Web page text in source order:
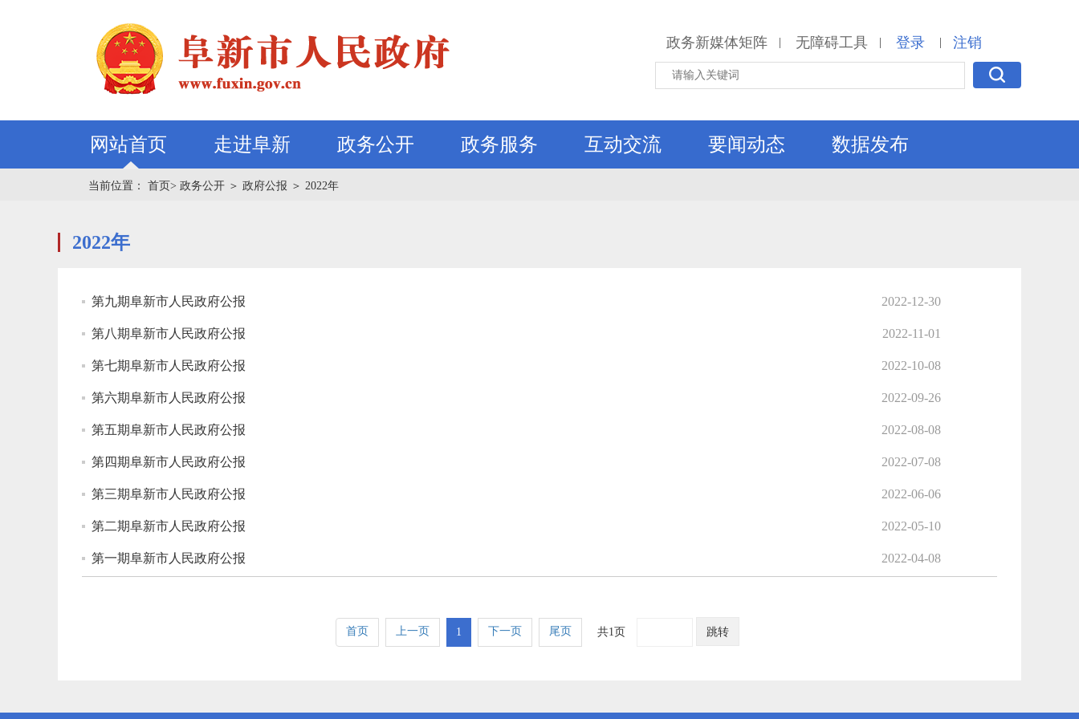
政务新媒体矩阵 | 无障碍工具 | 登录 | 注销
网站首页 走进阜新 政务公开 政务服务 互动交流 要闻动态 数据发布
当前位置： 首页> 政务公开 ＞ 政府公报 ＞ 2022年
2022年
第九期阜新市人民政府公报 2022-12-30
第八期阜新市人民政府公报 2022-11-01
第七期阜新市人民政府公报 2022-10-08
第六期阜新市人民政府公报 2022-09-26
第五期阜新市人民政府公报 2022-08-08
第四期阜新市人民政府公报 2022-07-08
第三期阜新市人民政府公报 2022-06-06
第二期阜新市人民政府公报 2022-05-10
第一期阜新市人民政府公报 2022-04-08
首页 上一页 1 下一页 尾页 共1页 跳转